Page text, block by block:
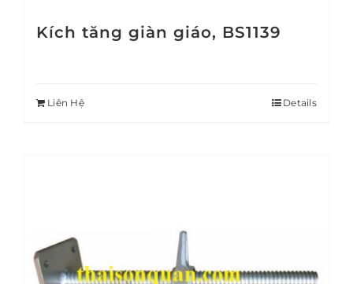
Kích tăng giàn giáo, BS1139
Liên Hệ Details